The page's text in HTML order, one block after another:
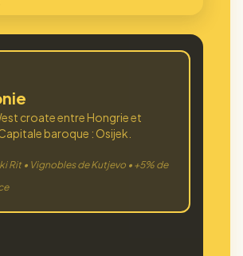
croate entre Hongrie et
baroque : Osijek.
Rit • Vignobles de Kutjevo • +5% de